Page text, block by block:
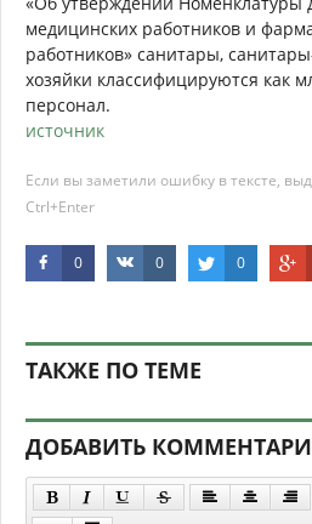
медицинских работников и
работников» санитары,
хозяйки классифицируются как
персонал.
источник
Если вы заметили ошибку в тексте,
Ctrl+Enter
0 0 0
ТАКЖЕ ПО ТЕМЕ
ДОБАВИТЬ